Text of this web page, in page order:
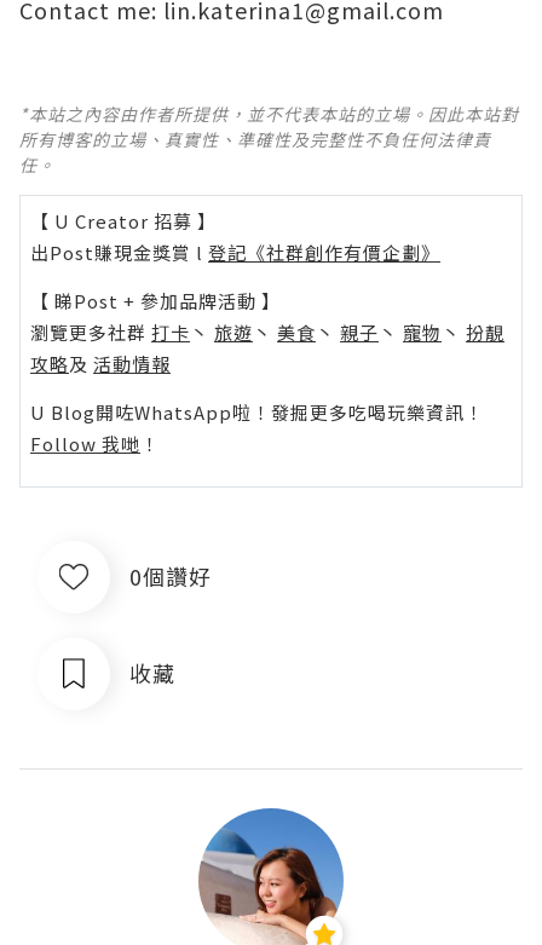
Contact me: lin.katerina1@gmail.com
*本站之內容由作者所提供，並不代表本站的立場。因此本站對
所有博客的立場、真實性、準確性及完整性不負任何法律責
任。
【 U Creator 招募 】
出Post賺現金獎賞 l 登記《社群創作有價企劃》
【 睇Post + 參加品牌活動 】
瀏覽更多社群 打卡 丶 旅遊 丶 美食 丶 親子 丶 寵物 丶 扮靚
攻略及 活動情報
U Blog開咗WhatsApp啦！發掘更多吃喝玩樂資訊！
Follow 我哋 ！
0個讚好
收藏